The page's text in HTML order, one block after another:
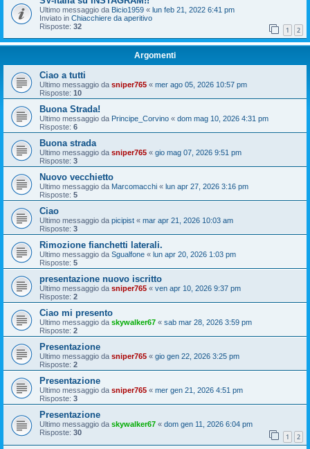
Ultimo messaggio da Bicio1959 « lun feb 21, 2022 6:41 pm
Inviato in Chiacchiere da aperitivo
Risposte: 32 1 2
Argomenti
Ciao a tutti
Ultimo messaggio da sniper765 « mer ago 05, 2026 10:57 pm
Risposte: 10
Buona Strada!
Ultimo messaggio da Principe_Corvino « dom mag 10, 2026 4:31 pm
Risposte: 6
Buona strada
Ultimo messaggio da sniper765 « gio mag 07, 2026 9:51 pm
Risposte: 3
Nuovo vecchietto
Ultimo messaggio da Marcomacchi « lun apr 27, 2026 3:16 pm
Risposte: 5
Ciao
Ultimo messaggio da picipist « mar apr 21, 2026 10:03 am
Risposte: 3
Rimozione fianchetti laterali.
Ultimo messaggio da Sgualfone « lun apr 20, 2026 1:03 pm
Risposte: 5
presentazione nuovo iscritto
Ultimo messaggio da sniper765 « ven apr 10, 2026 9:37 pm
Risposte: 2
Ciao mi presento
Ultimo messaggio da skywalker67 « sab mar 28, 2026 3:59 pm
Risposte: 2
Presentazione
Ultimo messaggio da sniper765 « gio gen 22, 2026 3:25 pm
Risposte: 2
Presentazione
Ultimo messaggio da sniper765 « mer gen 21, 2026 4:51 pm
Risposte: 3
Presentazione
Ultimo messaggio da skywalker67 « dom gen 11, 2026 6:04 pm
Risposte: 30 1 2